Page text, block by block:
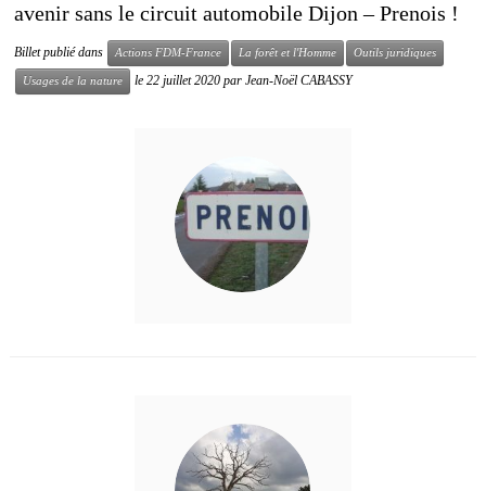
avenir sans le circuit automobile Dijon – Prenois !
Billet publié dans Actions FDM-France La forêt et l'Homme Outils juridiques
Usages de la nature le22 juillet 2020 parJean-Noël CABASSY